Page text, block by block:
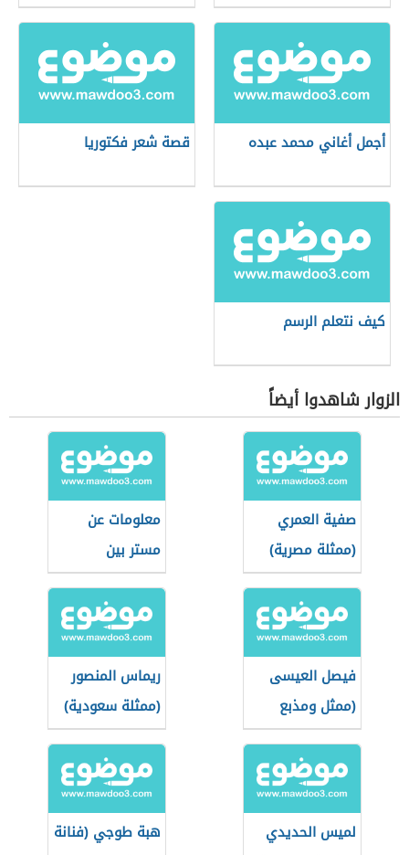
أجمل أغاني محمد عبده قصة شعر فكتوريا
كيف نتعلم الرسم
الزوار شاهدوا أيضاً
صفية العمري
(ممثلة مصرية)
معلومات عن
مستر بين
فيصل العيسى
(ممثل ومذبع
سعودي)
ريماس المنصور
(ممثلة سعودية)
لميس الحديدي
هبة طوجي (فنانة